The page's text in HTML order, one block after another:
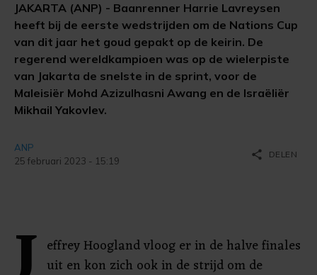
JAKARTA (ANP) - Baanrenner Harrie Lavreysen
heeft bij de eerste wedstrijden om de Nations Cup
van dit jaar het goud gepakt op de keirin. De
regerend wereldkampioen was op de wielerpiste
van Jakarta de snelste in de sprint, voor de
Maleisiër Mohd Azizulhasni Awang en de Israëliër
Mikhail Yakovlev.
ANP
25 februari 2023 - 15:19
share DELEN
effrey Hoogland vloog er in de halve finales
uit en kon zich ook in de strijd om de